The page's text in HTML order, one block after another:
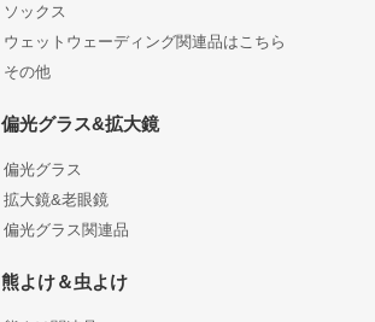
ソックス
ウェットウェーディング関連品はこちら
その他
偏光グラス&拡大鏡
偏光グラス
拡大鏡&老眼鏡
偏光グラス関連品
熊よけ＆虫よけ